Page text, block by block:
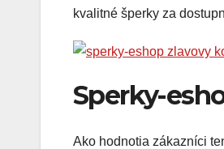
kvalitné šperky za
Sperky-
Ako hodnotia zákazníci